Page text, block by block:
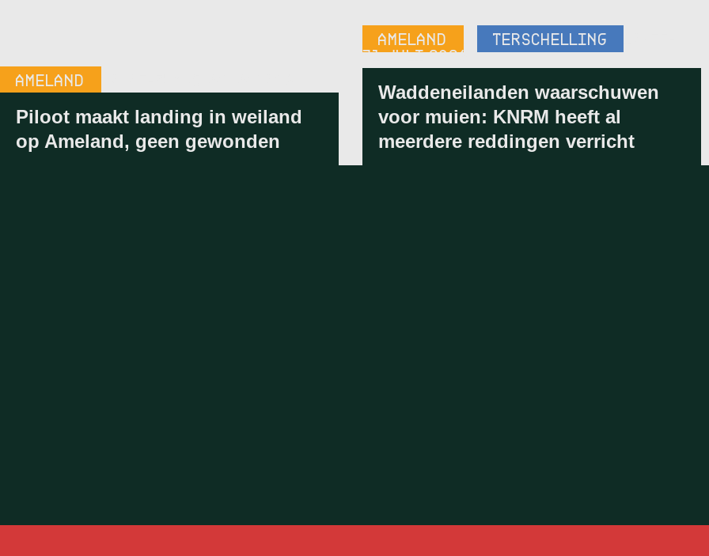
AMELAND
Piloot maakt landing in weiland
op Ameland, geen gewonden
AMELAND TERSCHELLING
31 JULI 2026
Waddeneilanden waarschuwen
voor muien: KNRM heeft al
meerdere reddingen verricht